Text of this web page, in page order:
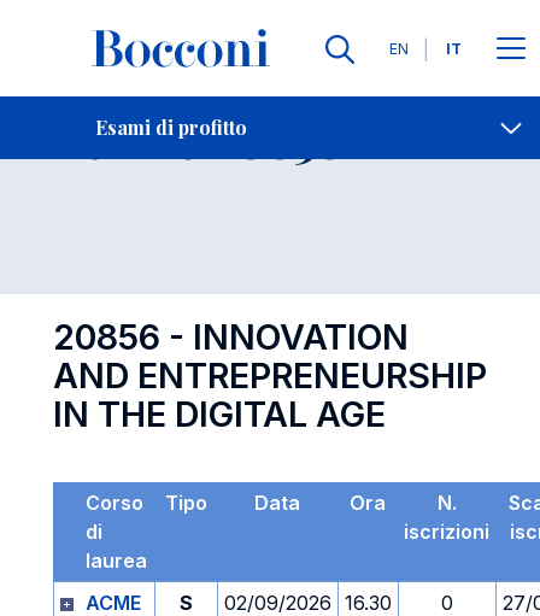
Lingue
EN IT
Esami di profitto
Contatti
Esame 20856 Open
20856 - INNOVATION
AND ENTREPRENEURSHIP
IN THE DIGITAL AGE
Corso
di
laurea
Tipo Data Ora
N.
iscrizioni
ACME S 02/09/2026 16.30 0
27/